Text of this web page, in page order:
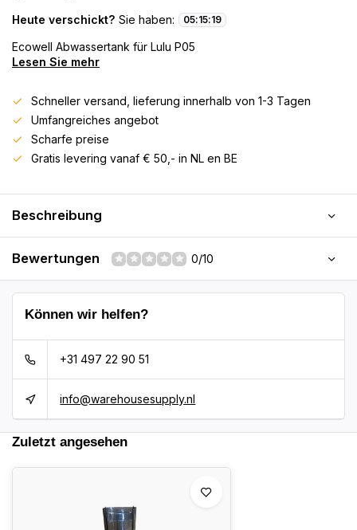
Heute verschickt? Sie haben: 05:15:19
Ecowell Abwassertank für Lulu P05
Lesen Sie mehr
Schneller versand, lieferung innerhalb von 1-3 Tagen
Umfangreiches angebot
Scharfe preise
Gratis levering vanaf € 50,- in NL en BE
Beschreibung
Bewertungen 0/10
Können wir helfen?
+31 497 22 90 51
info@warehousesupply.nl
Zuletzt angesehen